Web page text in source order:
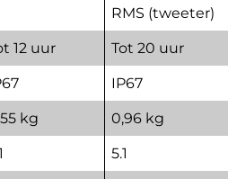
RMS (tweeter)
12 uur Tot 20 uur
IP67
kg 0,96 kg
5.1